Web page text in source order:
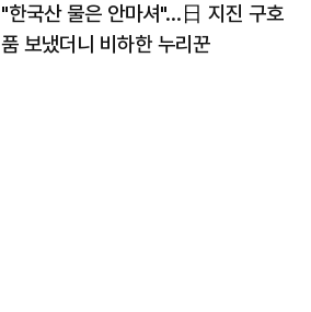
"한국산 물은 안마셔"…日 지진 구호
품 보냈더니 비하한 누리꾼